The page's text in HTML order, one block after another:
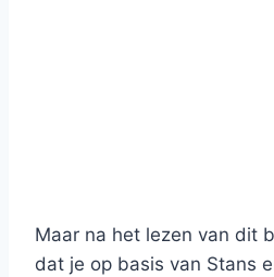
Maar na het lezen van dit
dat je op basis van Stans